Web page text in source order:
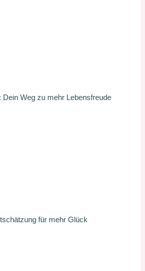
Dein Weg zu mehr Lebensfreude
für mehr Glück